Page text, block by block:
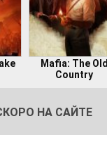
Mafia: The Old
Country
НА САЙТЕ